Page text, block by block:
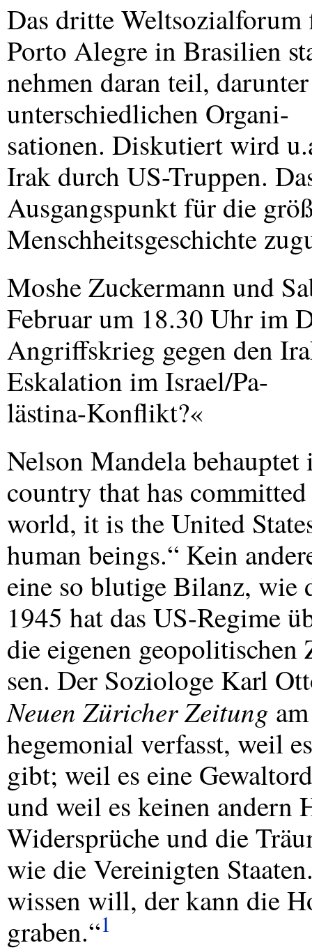
Das dritte
Porto Alegre in Brasilien
nehmen daran teil,
unterschiedlichen Organi-
sationen. Diskutiert wird
Irak durch US-Truppen.
Ausgangspunkt für die
Menschheitsgeschichte
Moshe Zuckermann und
Februar um 18.30 Uhr im
Angriffskrieg gegen den
Eskalation im Israel/Pa-
lästina-Konflikt?«
Nelson Mandela
country that has
world, it is the United
human beings.“ Kein
eine so blutige Bilanz, wie
1945 hat das US-Regime
die eigenen geopolitischen
sen. Der Soziologe Karl
Neuen Züricher Zeitung
hegemonial verfasst, weil
gibt; weil es eine
und weil es keinen andern
Widersprüche und die
wie die Vereinigten
wissen will, der kann die
graben.“1